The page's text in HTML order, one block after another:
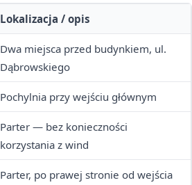
Lokalizacja / opis
Dwa miejsca przed budynkiem, ul.
Dąbrowskiego
Pochylnia przy wejściu głównym
Parter — bez konieczności
korzystania z wind
Parter, po prawej stronie od wejścia